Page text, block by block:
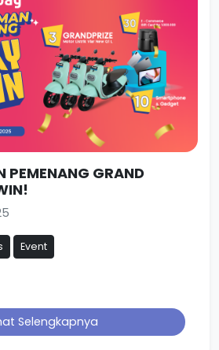
PEMENANG GRAND
Event
Selengkapnya